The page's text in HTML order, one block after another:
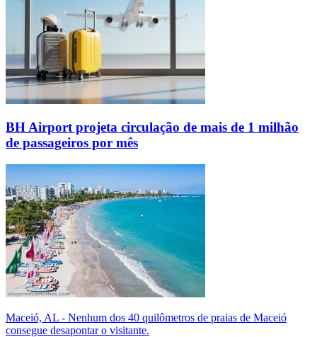
BH Airport projeta circulação de mais de 1 milhão
de passageiros por mês
Maceió, AL - Nenhum dos 40 quilômetros de praias de Maceió
consegue desapontar o visitante.